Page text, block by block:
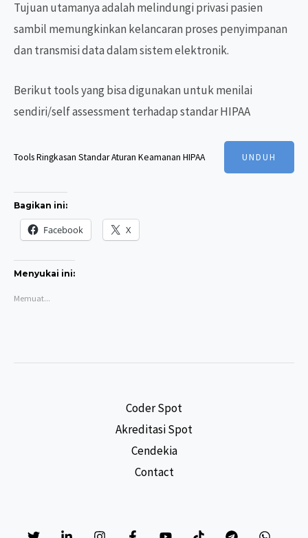
Tujuan utamanya adalah melindungi privasi pasien
sambil memungkinkan kelancaran proses penyimpanan
dan transmisi data dalam sistem elektronik.
Berikut tools yang bisa digunakan untuk menilai
sendiri/self assessment terhadap standar HIPAA
Tools Ringkasan Standar Aturan Keamanan HIPAA UNDUH
Bagikan ini:
Facebook X
Menyukai ini:
Memuat...
Coder Spot
Akreditasi Spot
Cendekia
Contact